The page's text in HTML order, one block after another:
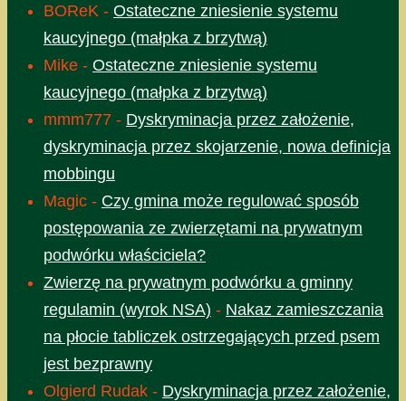
BOReK - Ostateczne zniesienie systemu
kaucyjnego (małpka z brzytwą)
Mike - Ostateczne zniesienie systemu
kaucyjnego (małpka z brzytwą)
mmm777 - Dyskryminacja przez założenie,
dyskryminacja przez skojarzenie, nowa definicja
mobbingu
Magic - Czy gmina może regulować sposób
postępowania ze zwierzętami na prywatnym
podwórku właściciela?
Zwierzę na prywatnym podwórku a gminny
regulamin (wyrok NSA) - Nakaz zamieszczania
na płocie tabliczek ostrzegających przed psem
jest bezprawny
Olgierd Rudak - Dyskryminacja przez założenie,